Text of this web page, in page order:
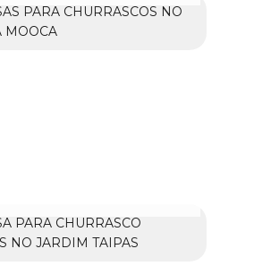
PARA CHURRASCOS NO
MOOCA
PARA CHURRASCO
NO JARDIM TAIPAS